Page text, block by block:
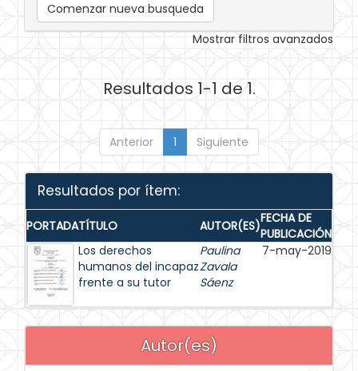
Comenzar nueva busqueda
Mostrar filtros avanzados
Resultados 1-1 de 1.
Anterior 1 Siguiente
Resultados por ítem:
PORTADATÍTULO AUTOR(ES)FECHA DE
PUBLICACIÓN
Los derechos
humanos del incapaz
frente a su tutor
Paulina
Zavala
Sáenz
7-may-2019
Autor(es)